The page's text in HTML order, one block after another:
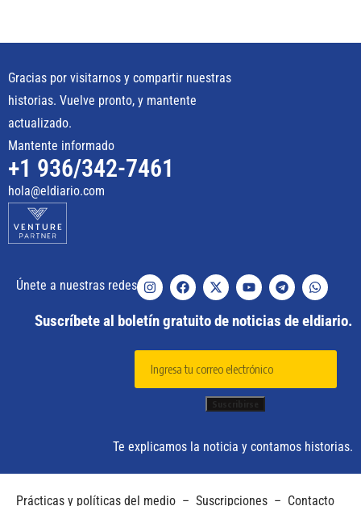
Gracias por visitarnos y compartir nuestras
historias. Vuelve pronto, y mantente
actualizado.
Mantente informado
+1 936/342-7461
hola@eldiario.com
Únete a nuestras redes
Suscríbete al boletín gratuito de noticias de eldiario.
Te explicamos la noticia y contamos historias.
Prácticas y políticas del medio – Suscripciones – Contacto